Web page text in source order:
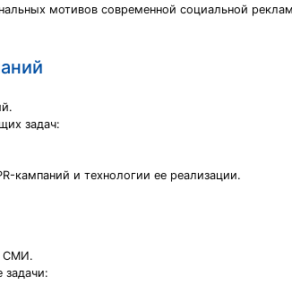
мотивов современной социальной
задач:
кампаний и технологии ее реализации.
СМИ.